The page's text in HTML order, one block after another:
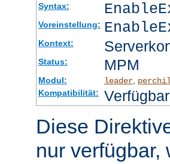
Syntax:
Voreinstellung:
Kontext:
Status: MPM
Modul: leader,
Kompatibilität:
Diese
nur verfügbar,